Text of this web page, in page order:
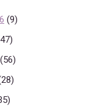
(9)
(56)